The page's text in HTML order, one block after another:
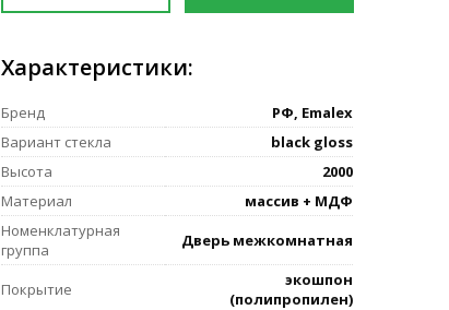
Характеристики:
Бренд
РФ, Emalex
Вариант стекла
black gloss
Высота
2000
Материал
массив + МДФ
Номенклатурная
группа
Дверь межкомнатная
Покрытие
экошпон
(полипропилен)